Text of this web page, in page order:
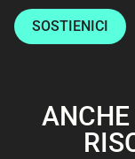
SOSTIENICI